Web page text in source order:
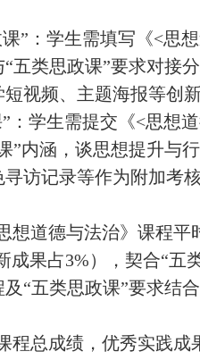
”：学生需填写《<思
五类思政课”要求对接
视频、主题海报等创
：学生需提交《<思想
”内涵，谈思想提升与
访记录等作为附加考
想道德与法治》课程
成果占3%），契合“
“五类思政课”要求结
程总成绩，优秀实践